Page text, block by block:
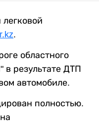
.
областного
в результате ДТП
автомобиле.
полностью.